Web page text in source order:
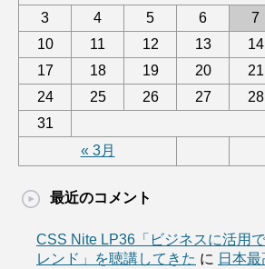
« 3月
3
4 5 6 7
10
11 12 13 14
17
18 19 20 21
24
25 26 27 28
31
最近のコメント
CSS Nite LP36「ビジネスに活用
レンド」を聴講してきた に 日本